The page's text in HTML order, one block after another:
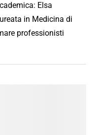
Elsa
in Medicina di
professionisti